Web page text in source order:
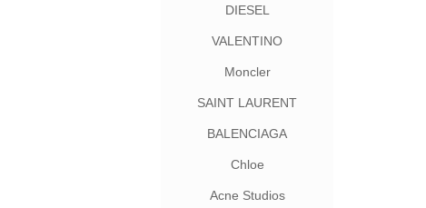
DIESEL
VALENTINO
Moncler
SAINT LAURENT
BALENCIAGA
Chloe
Acne Studios